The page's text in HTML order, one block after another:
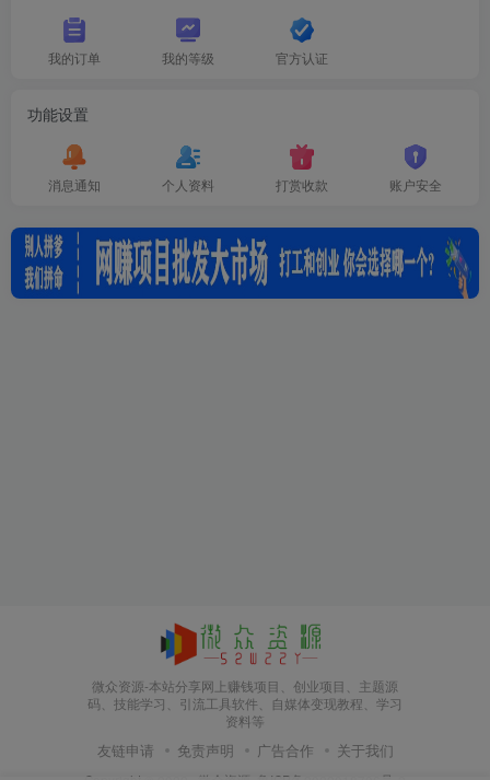
我的订单 我的等级 官方认证
功能设置
消息通知 个人资料 打赏收款 账户安全
微众资源-本站分享网上赚钱项目、创业项目、主题源
码、技能学习、引流工具软件、自媒体变现教程、学习
资料等
友链申请 免责声明 广告合作 关于我们